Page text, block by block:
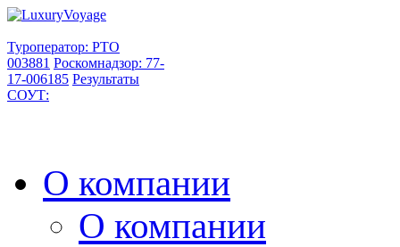
Туроператор: РТО
003881 Роскомнадзор: 77-
17-006185 Результаты
СОУТ:
О компании
О компании